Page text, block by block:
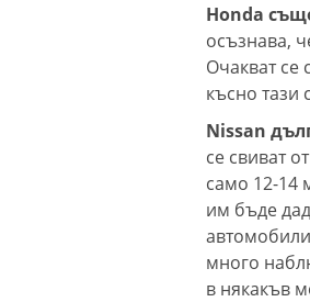
Honda
осъзнава,
Очакват се
късно тази
Nissan
се свиват
само 12-14
им бъде
много
в някакъв